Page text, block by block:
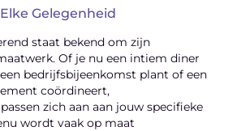
Gelegenheid
staat bekend om zijn
Of je nu een intiem diner
bedrijfsbijeenkomst plant of een
coördineert,
zich aan aan jouw specifieke
wordt vaak op maat